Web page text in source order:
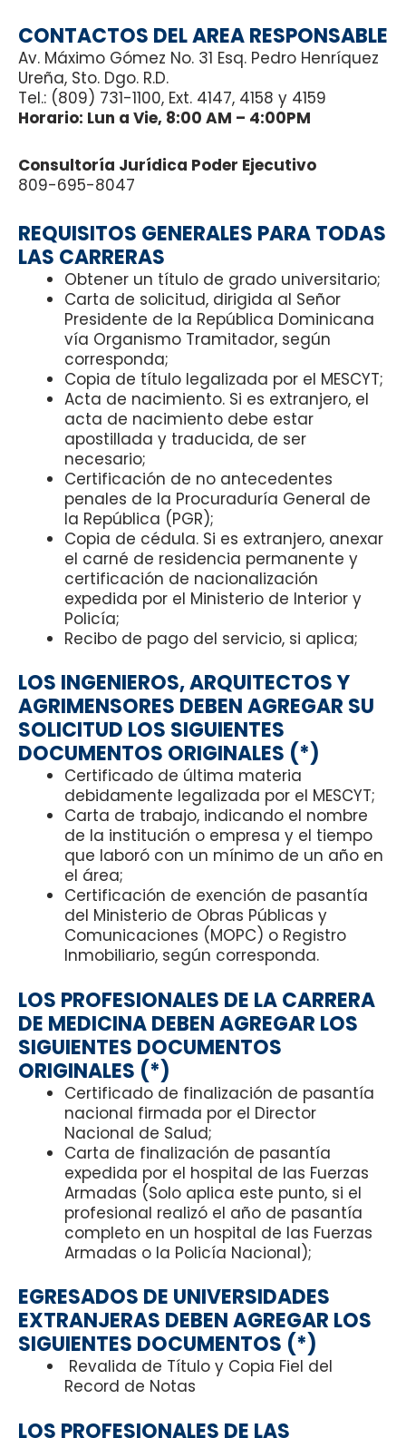
CONTACTOS DEL AREA RESPONSABLE
Av. Máximo Gómez No. 31 Esq. Pedro Henríquez
Ureña, Sto. Dgo. R.D.
Tel.: (809) 731-1100, Ext. 4147, 4158 y 4159
Horario: Lun a Vie, 8:00 AM – 4:00PM
Consultoría Jurídica Poder Ejecutivo
809-695-8047
REQUISITOS GENERALES PARA TODAS
LAS CARRERAS
Obtener un título de grado universitario;
Carta de solicitud, dirigida al Señor
Presidente de la República Dominicana
vía Organismo Tramitador, según
corresponda;
Copia de título legalizada por el MESCYT;
Acta de nacimiento. Si es extranjero, el
acta de nacimiento debe estar
apostillada y traducida, de ser
necesario;
Certificación de no antecedentes
penales de la Procuraduría General de
la República (PGR);
Copia de cédula. Si es extranjero, anexar
el carné de residencia permanente y
certificación de nacionalización
expedida por el Ministerio de Interior y
Policía;
Recibo de pago del servicio, si aplica;
LOS INGENIEROS, ARQUITECTOS Y
AGRIMENSORES DEBEN AGREGAR SU
SOLICITUD LOS SIGUIENTES
DOCUMENTOS ORIGINALES (*)
Certificado de última materia
debidamente legalizada por el MESCYT;
Carta de trabajo, indicando el nombre
de la institución o empresa y el tiempo
que laboró con un mínimo de un año en
el área;
Certificación de exención de pasantía
del Ministerio de Obras Públicas y
Comunicaciones (MOPC) o Registro
Inmobiliario, según corresponda.
LOS PROFESIONALES DE LA CARRERA
DE MEDICINA DEBEN AGREGAR LOS
SIGUIENTES DOCUMENTOS
ORIGINALES (*)
Certificado de finalización de pasantía
nacional firmada por el Director
Nacional de Salud;
Carta de finalización de pasantía
expedida por el hospital de las Fuerzas
Armadas (Solo aplica este punto, si el
profesional realizó el año de pasantía
completo en un hospital de las Fuerzas
Armadas o la Policía Nacional);
EGRESADOS DE UNIVERSIDADES
EXTRANJERAS DEBEN AGREGAR LOS
SIGUIENTES DOCUMENTOS (*)
Revalida de Título y Copia Fiel del
Record de Notas
LOS PROFESIONALES DE LAS